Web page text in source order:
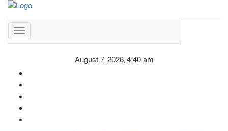
Toggle
navigation
August 7, 2026, 4:40 am